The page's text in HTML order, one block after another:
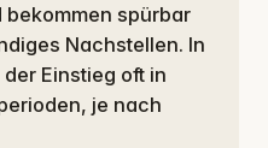
bekommen spürbar
Nachstellen. In
Einstieg oft in
je nach